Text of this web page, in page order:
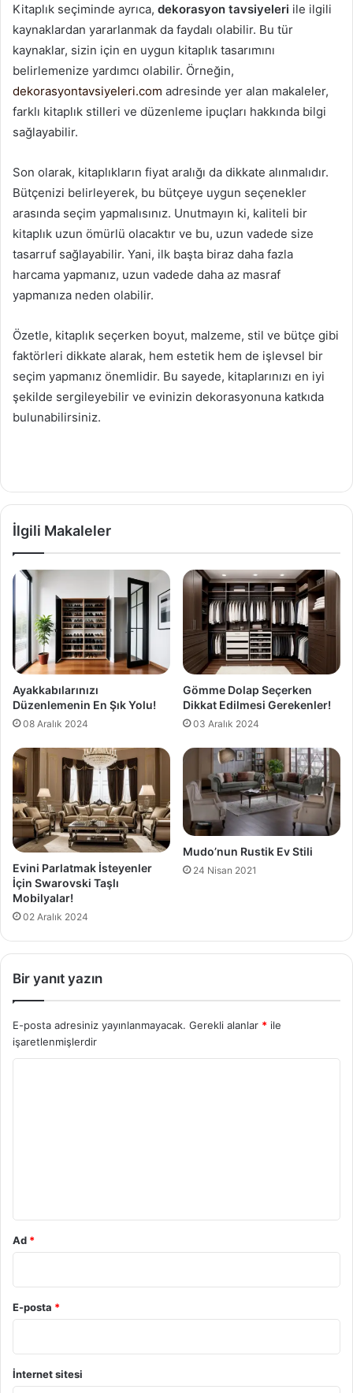
Kitaplık seçiminde ayrıca, dekorasyon tavsiyeleri ile ilgili
kaynaklardan yararlanmak da faydalı olabilir. Bu tür
kaynaklar, sizin için en uygun kitaplık tasarımını
belirlemenize yardımcı olabilir. Örneğin,
dekorasyontavsiyeleri.com adresinde yer alan makaleler,
farklı kitaplık stilleri ve düzenleme ipuçları hakkında bilgi
sağlayabilir.
Son olarak, kitaplıkların fiyat aralığı da dikkate alınmalıdır.
Bütçenizi belirleyerek, bu bütçeye uygun seçenekler
arasında seçim yapmalısınız. Unutmayın ki, kaliteli bir
kitaplık uzun ömürlü olacaktır ve bu, uzun vadede size
tasarruf sağlayabilir. Yani, ilk başta biraz daha fazla
harcama yapmanız, uzun vadede daha az masraf
yapmanıza neden olabilir.
Özetle, kitaplık seçerken boyut, malzeme, stil ve bütçe gibi
faktörleri dikkate alarak, hem estetik hem de işlevsel bir
seçim yapmanız önemlidir. Bu sayede, kitaplarınızı en iyi
şekilde sergileyebilir ve evinizin dekorasyonuna katkıda
bulunabilirsiniz.
İlgili Makaleler
Ayakkabılarınızı
Düzenlemenin En Şık Yolu!
08 Aralık 2024
Gömme Dolap Seçerken
Dikkat Edilmesi Gerekenler!
03 Aralık 2024
Evini Parlatmak İsteyenler
İçin Swarovski Taşlı
Mobilyalar!
02 Aralık 2024
Mudo’nun Rustik Ev Stili
24 Nisan 2021
Bir yanıt yazın
E-posta adresiniz yayınlanmayacak. Gerekli alanlar * ile
işaretlenmişlerdir
Ad *
E-posta *
İnternet sitesi